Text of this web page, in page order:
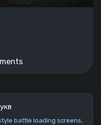
battle loading screens,